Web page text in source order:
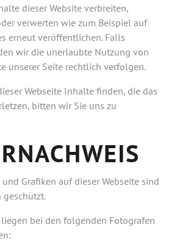
dieser Website verbreiten,
verwerten wie zum Beispiel auf
erneut veröffentlichen. Falls
wir die unerlaubte Nutzung von
unserer Seite rechtlich verfolgen.
Webseite Inhalte finden, die das
bitten wir Sie uns zu
und Grafiken auf dieser Webseite sind
geschützt.
bei den folgenden Fotografen